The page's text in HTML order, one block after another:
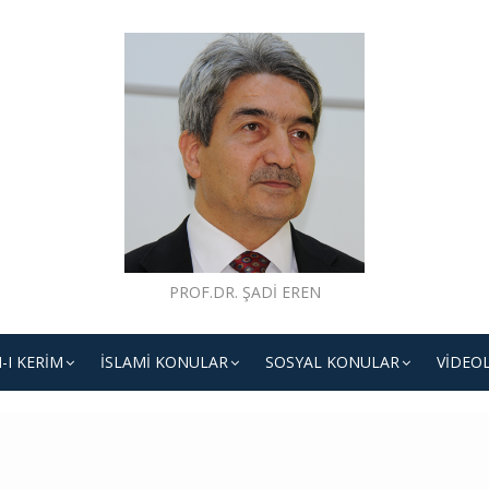
PROF.DR. ŞADI EREN
I KERIM İSLAMI KONULAR SOSYAL KONULAR